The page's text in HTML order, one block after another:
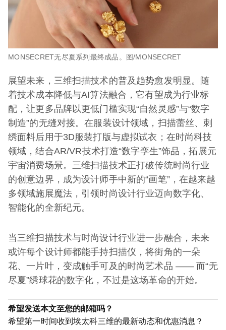
MONSECRET无尽夏系列最终成品。图/MONSECRET
展望未来，三维扫描技术的普及趋势愈发明显。随
着技术成本降低与AI算法融合，它有望成为行业标
配，让更多品牌以更低门槛实现“自然灵感”与“数字
制造”的无缝对接。在服装设计领域，扫描蕾丝、刺
绣面料后用于3D服装打版与虚拟试衣；在时尚科技
领域，结合AR/VR技术打造“数字孪生”饰品，拓展元
宇宙消费场景。三维扫描技术正打破传统时尚行业
的创意边界，成为设计师手中新的“画笔”，在越来越
多领域施展魔法，引领时尚设计行业迈向数字化、
智能化的全新纪元。
当三维扫描技术与时尚设计行业进一步融合，未来
或许每个设计师都能手持扫描仪，将街角的一朵
花、一片叶，变成触手可及的时尚艺术品 —— 而“无
尽夏”绣球花的数字化，不过是这场革命的开始。
希望发送本文至您的邮箱吗？
希望第一时间收到埃太科三维的最新动态和优惠消息？